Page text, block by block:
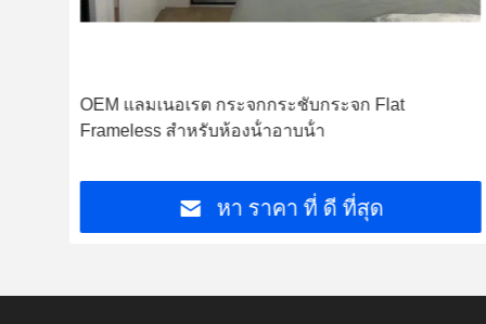
OEM แลมเนอเรต กระจกกระชับกระจก Flat
Frameless สําหรับห้องน้ําอาบน้ํา
หา ราคา ที่ ดี ที่สุด